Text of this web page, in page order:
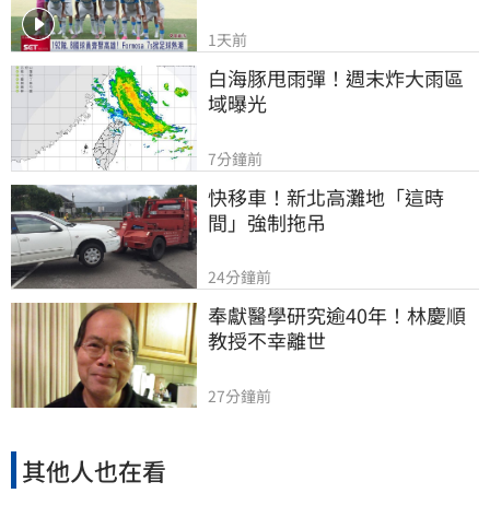
1天前
白海豚甩雨彈！週末炸大雨區
域曝光
7分鐘前
快移車！新北高灘地「這時
間」強制拖吊
24分鐘前
奉獻醫學研究逾40年！林慶順
教授不幸離世
27分鐘前
其他人也在看